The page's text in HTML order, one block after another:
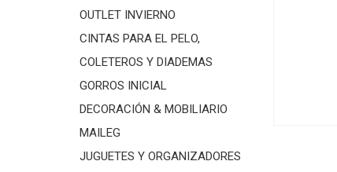
OUTLET INVIERNO
CINTAS PARA EL PELO,
COLETEROS Y DIADEMAS
GORROS INICIAL
DECORACIÓN & MOBILIARIO
MAILEG
JUGUETES Y ORGANIZADORES